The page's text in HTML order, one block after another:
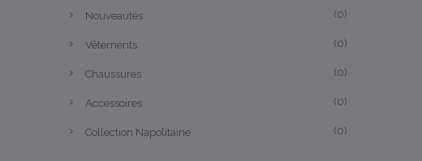
Nouveautés (0)
Vêtements (0)
Chaussures (0)
Accessoires (0)
Collection Napolitaine (0)